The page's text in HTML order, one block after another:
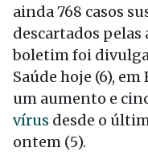
ainda 768 casos
descartados pelas
boletim foi
Saúde hoje (6),
um aumento e
vírus desde o
ontem (5).